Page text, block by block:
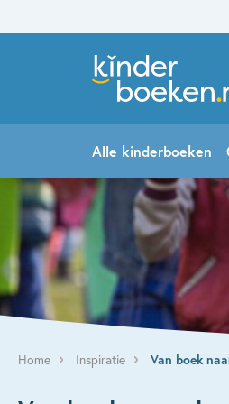
Alle kinderboeken
Home Inspiratie Van boek